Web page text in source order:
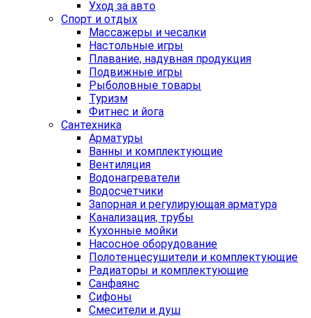
Уход за авто
Спорт и отдых
Массажеры и чесалки
Настольные игры
Плавание, надувная продукция
Подвижные игры
Рыболовные товары
Туризм
Фитнес и йога
Сантехника
Арматуры
Ванны и комплектующие
Вентиляция
Водонагреватели
Водосчетчики
Запорная и регулирующая арматура
Канализация, трубы
Кухонные мойки
Насосное оборудование
Полотенцесушители и комплектующие
Радиаторы и комплектующие
Санфаянс
Сифоны
Смесители и душ